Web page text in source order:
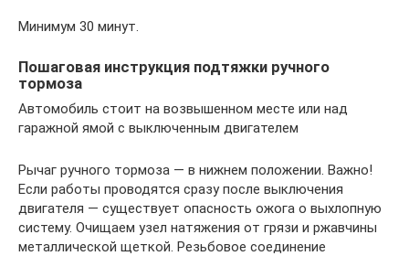
Минимум 30 минут.
Пошаговая инструкция подтяжки ручного
тормоза
Автомобиль стоит на возвышенном месте или над
гаражной ямой с выключенным двигателем
Рычаг ручного тормоза — в нижнем положении. Важно!
Если работы проводятся сразу после выключения
двигателя — существует опасность ожога о выхлопную
систему. Очищаем узел натяжения от грязи и ржавчины
металлической щеткой. Резьбовое соединение